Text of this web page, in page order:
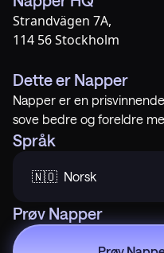
Strandvägen 7A,
114 56 Stockholm
Dette er Napper
Napper er en
sove bedre og foreldre
Språk
🇳🇴  Norsk
Prøv Napper